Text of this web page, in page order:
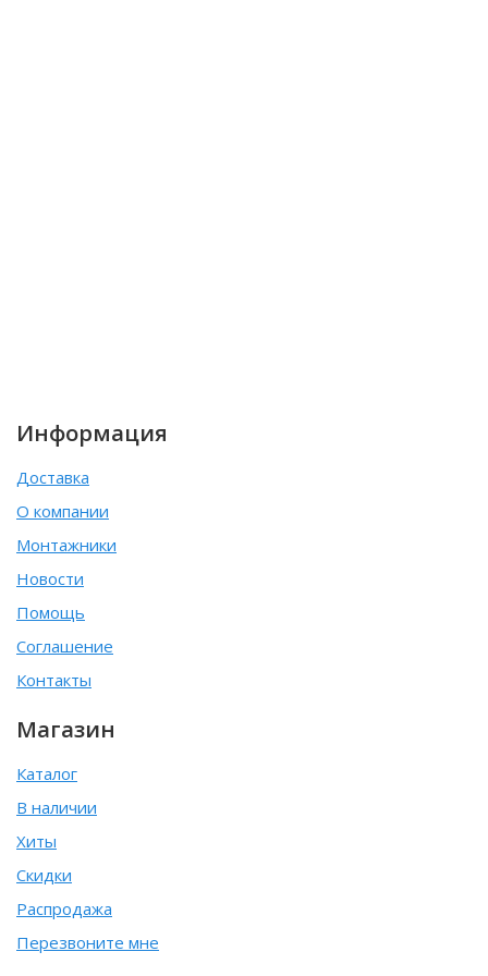
Информация
Доставка
О компании
Монтажники
Новости
Помощь
Соглашение
Контакты
Магазин
Каталог
В наличии
Хиты
Скидки
Распродажа
Перезвоните мне